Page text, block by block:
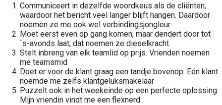
Communiceert in dezelfde woordkeus als de cliënten,
waardoor het bericht veel langer blijft hangen. Daardoor
noemen ze me ook wel verbindingsjongleur
Moet eerst even op gang komen, maar dendert door tot
`s-avonds laat, dat noemen ze dieselkracht
Stelt inbreng van elk teamlid op prijs. Vrienden noemen
me teamsmid
Doet er voor de klant graag een tandje bovenop. Eén klant
noemde me zelfs klantgeluksmakelaar
Puzzelt ook in het weekeinde op een perfecte oplossing.
Mijn vriendin vindt me een flexnerd.